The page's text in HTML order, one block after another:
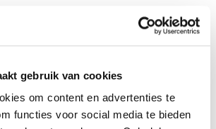
gebruik van cookies
om content en advertenties te
functies voor social media te bieden
03/2026